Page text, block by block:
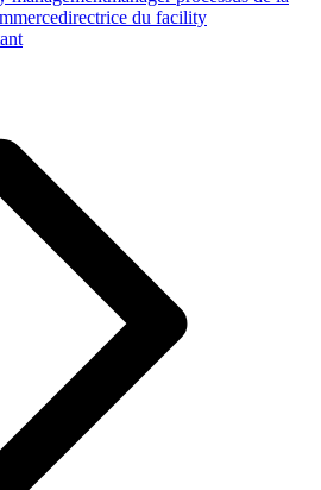
directrice du facility